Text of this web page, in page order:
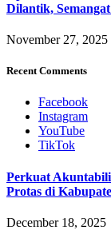
Dilantik,
November 27, 2025
Recent Comments
Facebook
Instagram
YouTube
TikTok
Perkuat
Protas di
December 18, 2025